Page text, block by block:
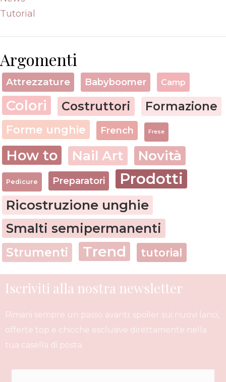
Tutorial
Argomenti
Attrezzature Babyboomer Camp
Colori Costruttori Formazione
Forme unghie French Frese
How to Nail Art Novità
Pedicure Preparatori Prodotti
Ricostruzione unghie
Smalti semipermanenti
Strumenti Trend tutorial
Iscriviti alla nostra newsletter
Rimani sempre un passo avanti: spoiler sui nuovi lanci,
offerte top e chicche esclusive direttamente nella
tua casella di posta.